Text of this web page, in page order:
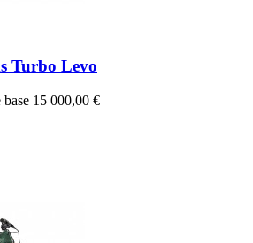
Turbo Levo
15 000,00 €